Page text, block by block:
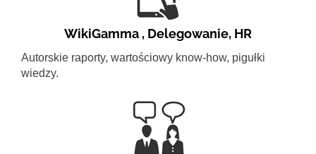
WikiGamma , Delegowanie, HR
Autorskie raporty, wartościowy know-how, pigułki
wiedzy.